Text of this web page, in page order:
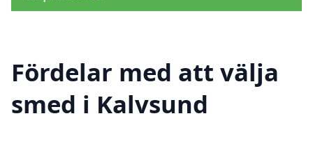
Fördelar med att välja
smed i Kalvsund